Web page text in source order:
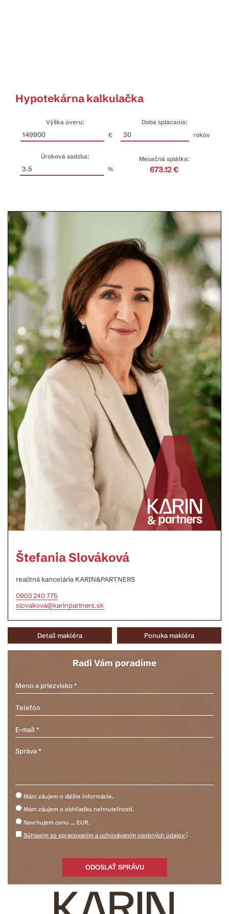
Hypotekárna kalkulačka
Výška úveru:
€
Doba splácania:
rokov
Úroková sadzba:
%
Mesačná splátka:
673.12 €
Štefania Slováková
realitná kancelária KARIN&PARTNERS
0903 240 775
slovakova@karinpartners.sk
Detail makléra Ponuka makléra
Radi Vám poradíme
Mám záujem o ďalšie informácie.
Mám záujem o obhliadku nehnuteľnosti.
Navrhujem cenu ... EUR.
Súhlasím so spracovaním a uchovávaním osobných údajov *